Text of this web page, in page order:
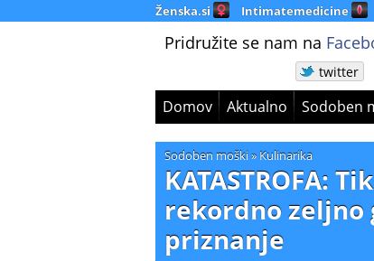
Ženska.si Intimatemedicine
Pridružite se nam na
twitter
Domov Aktualno Sodoben
Sodoben moški» Kulinarika
KATASTROFA:
rekordno
priznanje